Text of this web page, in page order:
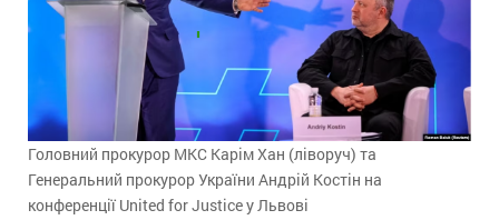
Головний прокурор МКС Карім Хан (ліворуч) та
Генеральний прокурор України Андрій Костін на
конференції United for Justice у Львові